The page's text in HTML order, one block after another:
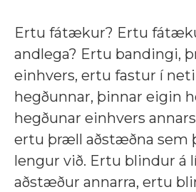
Ertu fátækur? Ertu
andlega? Ertu bandingi,
einhvers, ertu fastur í
hegðunnar, þinnar eigin
hegðunar einhvers
ertu þræll aðstæðna sem
lengur við. Ertu blindur á
aðstæður annarra, ertu